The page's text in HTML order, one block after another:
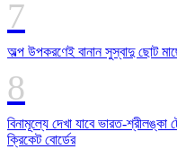
অল্প উপকরণেই বানান সুস্বাদু ছোট
বিনামূল্যে দেখা যাবে ভারত-
ক্রিকেট বোর্ডের